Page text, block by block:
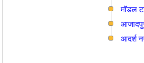
मॉडल
आदर्श